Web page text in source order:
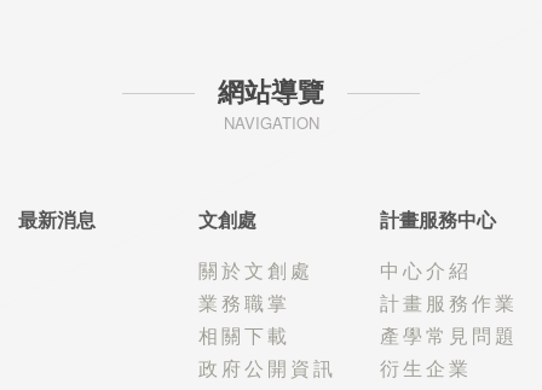
網站導覽
NAVIGATION
最新消息
文創處
關於文創處
業務職掌
相關下載
政府公開資訊
計畫服務中心
中心介紹
計畫服務作業
產學常見問題
衍生企業